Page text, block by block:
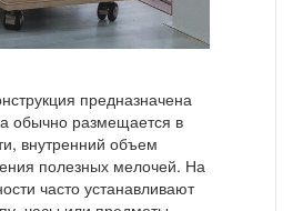
предназначена
обычно размещается в
внутренний объем
полезных мелочей. На
часто устанавливают